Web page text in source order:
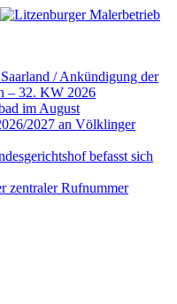
/ Ankündigung der
– 32. KW 2026
im August
2027 an Völklinger
befasst sich
zentraler Rufnummer